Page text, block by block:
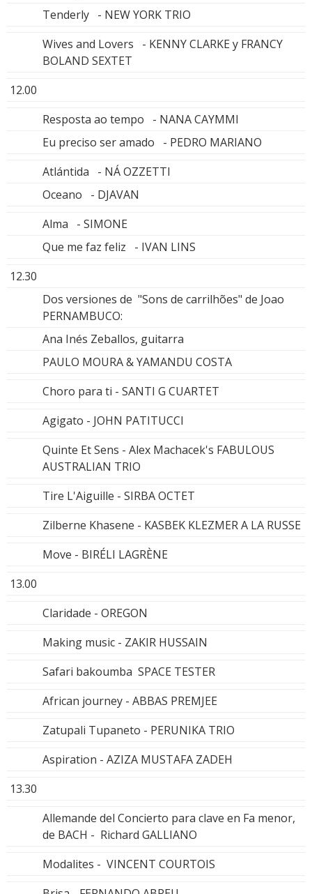
Tenderly - NEW YORK TRIO
Wives and Lovers - KENNY CLARKE y FRANCY
BOLAND SEXTET
12.00
Resposta ao tempo - NANA CAYMMI
Eu preciso ser amado - PEDRO MARIANO
Atlántida - NÁ OZZETTI
Oceano - DJAVAN
Alma - SIMONE
Que me faz feliz - IVAN LINS
12.30
Dos versiones de "Sons de carrilhões" de Joao
PERNAMBUCO:
Ana Inés Zeballos, guitarra
PAULO MOURA & YAMANDU COSTA
Choro para ti - SANTI G CUARTET
Agigato - JOHN PATITUCCI
Quinte Et Sens - Alex Machacek's FABULOUS
AUSTRALIAN TRIO
Tire L'Aiguille - SIRBA OCTET
Zilberne Khasene - KASBEK KLEZMER A LA RUSSE
Move - BIRÉLI LAGRÈNE
13.00
Claridade - OREGON
Making music - ZAKIR HUSSAIN
Safari bakoumba SPACE TESTER
African journey - ABBAS PREMJEE
Zatupali Tupaneto - PERUNIKA TRIO
Aspiration - AZIZA MUSTAFA ZADEH
13.30
Allemande del Concierto para clave en Fa menor,
de BACH - Richard GALLIANO
Modalites - VINCENT COURTOIS